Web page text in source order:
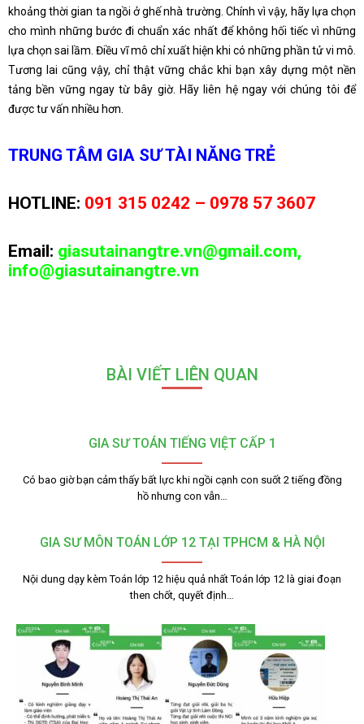
khoảng thời gian ta ngồi ở ghế nhà trường. Chính vì vậy, hãy lựa chọn
cho mình những bước đi chuẩn xác nhất để không hối tiếc vì những
lựa chọn sai lầm. Điều vĩ mô chỉ xuất hiện khi có những phần tử vi mô.
Tương lai cũng vậy, chỉ thật vững chắc khi bạn xây dựng một nền
tảng bền vững ngay từ bây giờ. Hãy liên hệ ngay với chúng tôi để
được tư vấn nhiều hơn.
TRUNG TÂM GIA SƯ TÀI NĂNG TRẺ
HOTLINE: 091 315 0242 – 0978 57 3607
Email: giasutainangtre.vn@gmail.com,
info@giasutainangtre.vn
BÀI VIẾT LIÊN QUAN
GIA SƯ TOÁN TIẾNG VIỆT CẤP 1
Có bao giờ bạn cảm thấy bất lực khi ngồi cạnh con suốt 2 tiếng đồng
hồ nhưng con vẫn…
GIA SƯ MÔN TOÁN LỚP 12 TẠI TPHCM & HÀ NỘI
Nội dung dạy kèm Toán lớp 12 hiệu quả nhất Toán lớp 12 là giai đoạn
then chốt, quyết định…